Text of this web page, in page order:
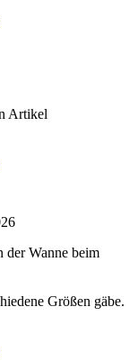
Artikel
der Wanne beim
Größen gäbe.